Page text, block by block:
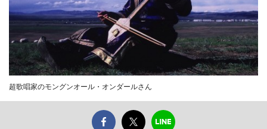
超歌唱家のモングンオール・オンダールさん